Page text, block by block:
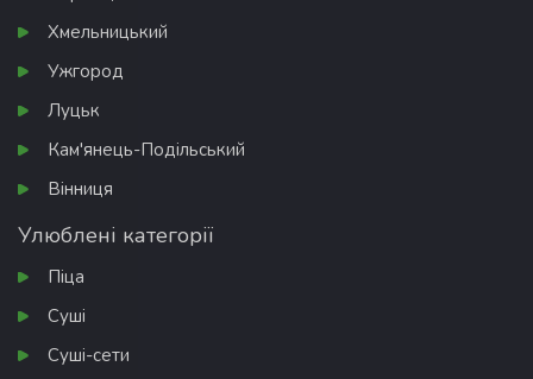
Хмельницький
Ужгород
Луцьк
Кам'янець-Подільський
Вінниця
Улюблені категорії
Піца
Суші
Суші-сети